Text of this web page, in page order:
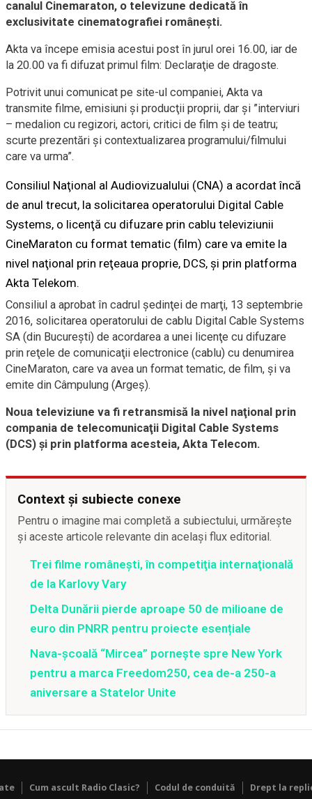
canalul Cinemaraton, o televizune dedicată în
exclusivitate cinematografiei româneşti.
Akta va începe emisia acestui post în jurul orei 16.00, iar de
la 20.00 va fi difuzat primul film: Declaraţie de dragoste.
Potrivit unui comunicat pe site-ul companiei, Akta va
transmite filme, emisiuni şi producţii proprii, dar şi ”interviuri
– medalion cu regizori, actori, critici de film şi de teatru;
scurte prezentări şi contextualizarea programului/filmului
care va urma”.
Consiliul Naţional al Audiovizualului (CNA) a acordat încă
de anul trecut, la solicitarea operatorului Digital Cable
Systems, o licenţă cu difuzare prin cablu televiziunii
CineMaraton cu format tematic (film) care va emite la
nivel naţional prin reţeaua proprie, DCS, şi prin platforma
Akta Telekom.
Consiliul a aprobat în cadrul şedinţei de marţi, 13 septembrie
2016, solicitarea operatorului de cablu Digital Cable Systems
SA (din Bucureşti) de acordarea a unei licenţe cu difuzare
prin reţele de comunicaţii electronice (cablu) cu denumirea
CineMaraton, care va avea un format tematic, de film, şi va
emite din Câmpulung (Argeş).
Noua televiziune va fi retransmisă la nivel naţional prin
compania de telecomunicaţii Digital Cable Systems
(DCS) şi prin platforma acesteia, Akta Telecom.
Context și subiecte conexe
Pentru o imagine mai completă a subiectului, urmărește
și aceste articole relevante din același flux editorial.
Trei filme româneşti, în competiţia internaţională
de la Karlovy Vary
Delta Dunării pierde aproape 50 de milioane de
euro din PNRR pentru proiecte esențiale
Nava-școală “Mircea” pornește spre New York
pentru a marca Freedom250, cea de-a 250-a
aniversare a Statelor Unite
Cum ascult Radio Clasic? Codul de conduită Drept la